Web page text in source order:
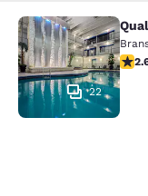
Quality Inn
22